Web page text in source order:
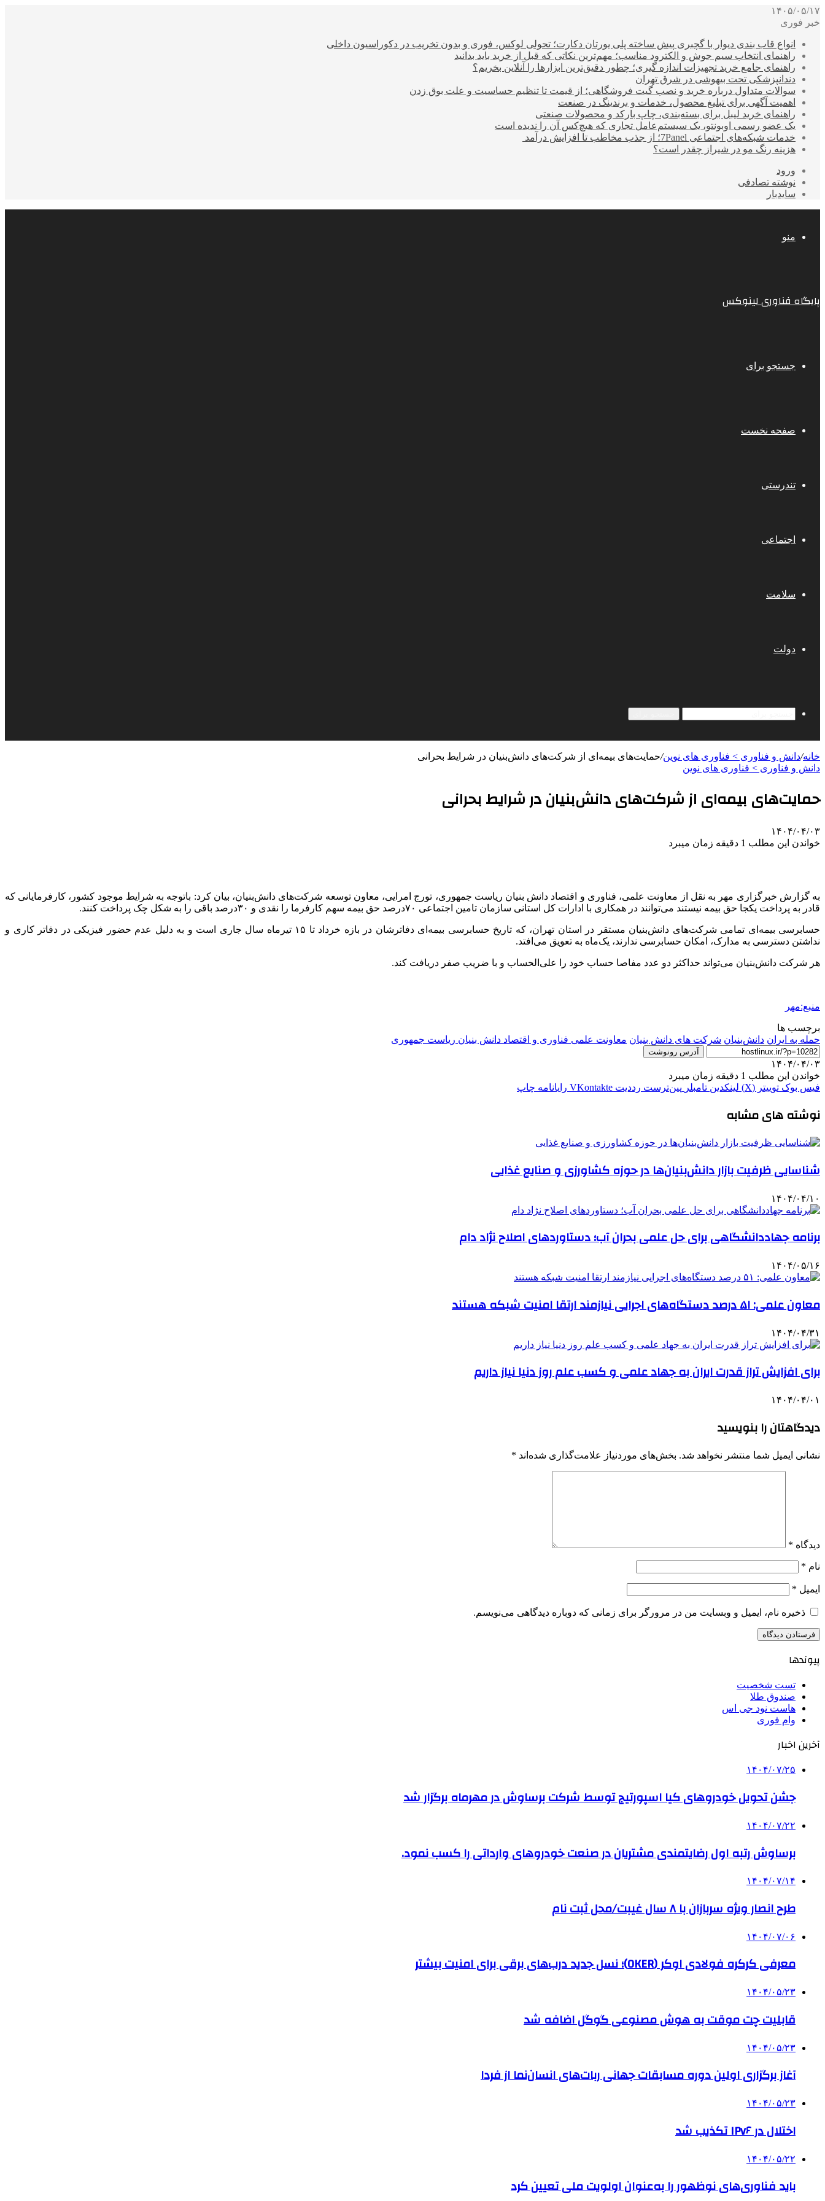
۱۴۰۵/۰۵/۱۷
خبر فوری
انواع قاب بندی دیوار با گچبری پیش ساخته پلی یورتان دکارت؛ تحولی لوکس، فوری و بدون تخریب در دکوراسیون داخلی
راهنمای انتخاب سیم جوش و الکترود مناسب؛ مهم‌ترین نکاتی که قبل از خرید باید بدانید
راهنمای جامع خرید تجهیزات اندازه گیری؛ چطور دقیق‌ترین ابزارها را آنلاین بخریم؟
دندانپزشکی تحت بیهوشی در شرق تهران
سوالات متداول درباره خرید و نصب گیت فروشگاهی؛ از قیمت تا تنظیم حساسیت و علت بوق زدن
اهمیت آگهی برای تبلیغ محصول، خدمات و برندینگ در صنعت
راهنمای خرید لیبل برای بسته‌بندی، چاپ بارکد و محصولات صنعتی
یک عضو رسمی اوبونتو، یک سیستم‌عامل تجاری که هیچ‌کس آن را ندیده است
خدمات شبکه‌های اجتماعی 7Panel؛ از جذب مخاطب تا افزایش درآمد
هزینه رنگ مو در شیراز چقدر است؟
ورود
نوشته تصادفی
سایدبار
منو
پایگاه فناوری لینوکس
جستجو برای
صفحه نخست
تندرستی
اجتماعی
سلامت
دولت
خانه/دانش و فناوری > فناوری های نوین/حمایت‌های بیمه‌ای از شرکت‌های دانش‌بنیان در شرایط بحرانی
دانش و فناوری > فناوری های نوین
حمایت‌های بیمه‌ای از شرکت‌های دانش‌بنیان در شرایط بحرانی
۱۴۰۴/۰۴/۰۳
خواندن این مطلب 1 دقیقه زمان میبرد
به گزارش خبرگزاری مهر به نقل از معاونت علمی، فناوری و اقتصاد دانش بنیان ریاست جمهوری، تورج امرایی، معاون توسعه شرکت‌های دانش‌بنیان، بیان کرد: باتوجه به شرایط موجود کشور، کارفرمایانی که
قادر به پرداخت یکجا حق بیمه نیستند می‌توانند در همکاری با ادارات کل استانی سازمان تامین اجتماعی ۷۰درصد حق بیمه سهم کارفرما را نقدی و ۳۰درصد باقی را به شکل چک پرداخت کنند.
حسابرسی بیمه‌ای تمامی شرکت‌های دانش‌بنیان مستقر در استان تهران، که تاریخ حسابرسی بیمه‌ای دفاترشان در بازه خرداد تا ۱۵ تیرماه سال جاری است و به دلیل عدم حضور فیزیکی در دفاتر کاری و
نداشتن دسترسی به مدارک، امکان حسابرسی ندارند، یک‌ماه به تعویق می‌افتد.
هر شرکت دانش‌بنیان می‌تواند حداکثر دو عدد مفاصا حساب خود را علی‌الحساب و با ضریب صفر دریافت کند.
منبع:مهر
برچسب ها
حمله به ایران دانش‌بنیان شرکت های دانش بنیان معاونت علمی فناوری و اقتصاد دانش بنیان ریاست جمهوری
آدرس رونوشت
۱۴۰۴/۰۴/۰۳
خواندن این مطلب 1 دقیقه زمان میبرد
فیس بوک توییتر (X) لینکدین ‫تامبلر ‫پین‌ترست ‫رددیت ‫VKontakte رایانامه چاپ
نوشته های مشابه
شناسایی ظرفیت‌ بازار دانش‌بنیان‌ها در حوزه کشاورزی و صنایع غذایی
۱۴۰۴/۰۴/۱۰
برنامه جهاددانشگاهی برای حل علمی بحران آب؛ دستاوردهای اصلاح نژاد دام
۱۴۰۴/۰۵/۱۶
معاون علمی: ۵۱ درصد دستگاه‌های اجرایی نیازمند ارتقا امنیت شبکه هستند
۱۴۰۴/۰۴/۳۱
برای افزایش تراز قدرت ایران به جهاد علمی و کسب علم روز دنیا نیاز داریم
۱۴۰۴/۰۴/۰۱
دیدگاهتان را بنویسید
نشانی ایمیل شما منتشر نخواهد شد. بخش‌های موردنیاز علامت‌گذاری شده‌اند *
دیدگاه *
نام *
ایمیل *
ذخیره نام، ایمیل و وبسایت من در مرورگر برای زمانی که دوباره دیدگاهی می‌نویسم.
پیوندها
تست شخصیت
صندوق طلا
هاست نود جی اس
وام فوری
آخرین اخبار
۱۴۰۴/۰۷/۲۵
جشن تحویل خودروهای کیا اسپورتیج توسط شرکت برساوش در مهرماه برگزار شد
۱۴۰۴/۰۷/۲۲
برساوش رتبه اول رضایتمندی مشتریان در صنعت خودروهای وارداتی را کسب نمود.
۱۴۰۴/۰۷/۱۴
طرح انصار ویژه سربازان با ۸ سال غیبت/محل ثبت نام
۱۴۰۴/۰۷/۰۶
معرفی کرکره فولادی اوکر (OKER)؛ نسل جدید درب‌های برقی برای امنیت بیشتر
۱۴۰۴/۰۵/۲۳
قابلیت چت موقت به هوش مصنوعی گوگل اضافه شد
۱۴۰۴/۰۵/۲۳
آغاز برگزاری اولین دوره مسابقات جهانی ربات‌های انسان‌نما از فردا
۱۴۰۴/۰۵/۲۳
اختلال در IPv۶ تکذیب شد
۱۴۰۴/۰۵/۲۲
باید فناوری‌های نوظهور را به‌عنوان اولویت ملی تعیین کرد